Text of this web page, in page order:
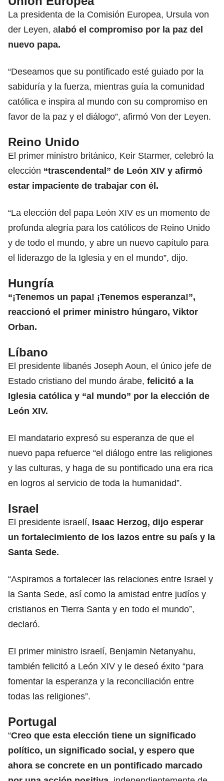
La presidenta de la Comisión Europea, Ursula von
der Leyen, alabó el compromiso por la paz del
nuevo papa.
“Deseamos que su pontificado esté guiado por la
sabiduría y la fuerza, mientras guía la comunidad
católica e inspira al mundo con su compromiso en
favor de la paz y el diálogo”, afirmó Von der Leyen.
Reino Unido
El primer ministro británico, Keir Starmer, celebró la
elección “trascendental” de León XIV y afirmó
estar impaciente de trabajar con él.
“La elección del papa León XIV es un momento de
profunda alegría para los católicos de Reino Unido
y de todo el mundo, y abre un nuevo capítulo para
el liderazgo de la Iglesia y en el mundo”, dijo.
Hungría
“¡Tenemos un papa! ¡Tenemos esperanza!”,
reaccionó el primer ministro húngaro, Viktor
Orban.
Líbano
El presidente libanés Joseph Aoun, el único jefe de
Estado cristiano del mundo árabe, felicitó a la
Iglesia católica y “al mundo” por la elección de
León XIV.
El mandatario expresó su esperanza de que el
nuevo papa refuerce “el diálogo entre las religiones
y las culturas, y haga de su pontificado una era rica
en logros al servicio de toda la humanidad”.
Israel
El presidente israelí, Isaac Herzog, dijo esperar
un fortalecimiento de los lazos entre su país y la
Santa Sede.
“Aspiramos a fortalecer las relaciones entre Israel y
la Santa Sede, así como la amistad entre judíos y
cristianos en Tierra Santa y en todo el mundo”,
declaró.
El primer ministro israelí, Benjamin Netanyahu,
también felicitó a León XIV y le deseó éxito “para
fomentar la esperanza y la reconciliación entre
todas las religiones”.
Portugal
“Creo que esta elección tiene un significado
político, un significado social, y espero que
ahora se concrete en un pontificado marcado